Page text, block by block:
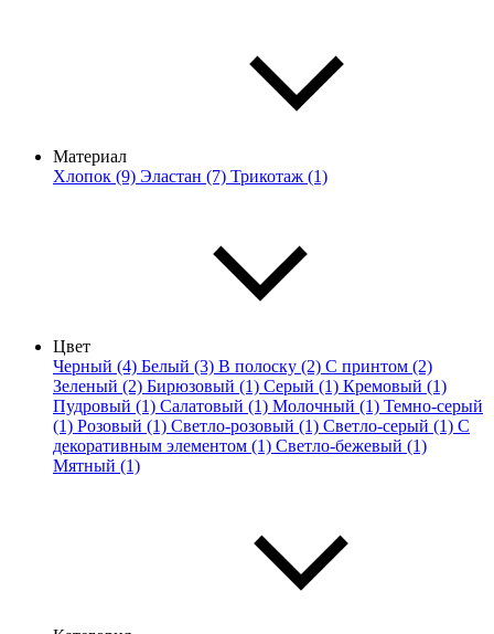
Материал
Хлопок (9) Эластан (7) Трикотаж (1)
Цвет
Черный (4) Белый (3) В полоску (2) С принтом (2)
Зеленый (2) Бирюзовый (1) Серый (1) Кремовый (1)
Пудровый (1) Салатовый (1) Молочный (1) Темно-серый
(1) Розовый (1) Светло-розовый (1) Светло-серый (1) С
декоративным элементом (1) Светло-бежевый (1)
Мятный (1)